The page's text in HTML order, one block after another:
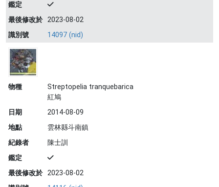
鑑定
最後修改於 2023-08-02
識別號
14097 (nid)
物種
Streptopelia tranquebarica
紅鳩
日期
2014-08-09
地點
雲林縣斗南鎮
紀錄者
陳士訓
鑑定
最後修改於 2023-08-02